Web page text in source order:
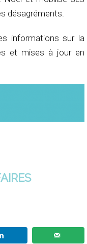
désagréments.
informations sur la
et mises à jour en